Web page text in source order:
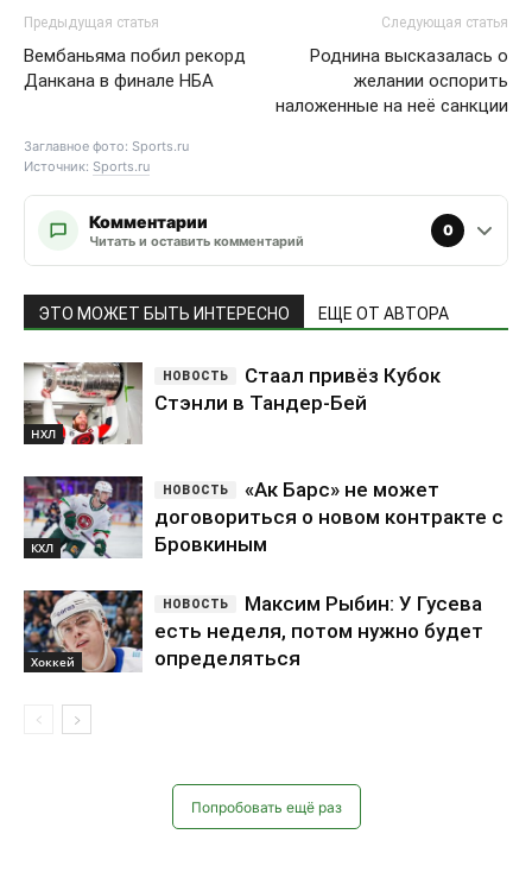
Предыдущая статья
Вембаньяма побил рекорд
Данкана в финале НБА
Следующая статья
Роднина высказалась о
желании оспорить
наложенные на неё санкции
Заглавное фото: Sports.ru
Источник: Sports.ru
Комментарии
Читать и оставить комментарий
0
ЭТО МОЖЕТ БЫТЬ ИНТЕРЕСНО ЕЩЕ ОТ АВТОРА
НХЛ
Стаал привёз Кубок
Стэнли в Тандер-Бей
КХЛ
«Ак Барс» не может
договориться о новом контракте с
Бровкиным
Хоккей
Максим Рыбин: У Гусева
есть неделя, потом нужно будет
определяться
Попробовать ещё раз